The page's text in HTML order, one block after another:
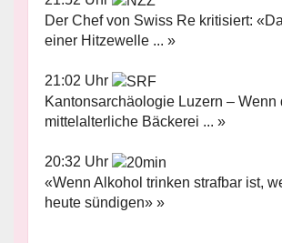
Der Chef von Swiss Re kritisiert:
einer Hitzewelle ... »
21:02 Uhr
Kantonsarchäologie Luzern – Wenn
mittelalterliche Bäckerei ... »
20:32 Uhr
«Wenn Alkohol trinken strafbar ist,
heute sündigen» »